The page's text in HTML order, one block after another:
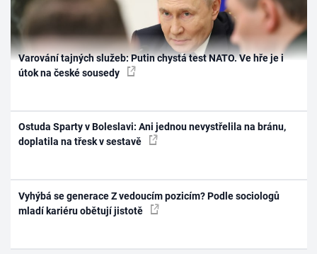
Varování tajných služeb: Putin chystá test NATO. Ve hře je i
útok na české sousedy
Ostuda Sparty v Boleslavi: Ani jednou nevystřelila na bránu,
doplatila na třesk v sestavě
Vyhýbá se generace Z vedoucím pozicím? Podle sociologů
mladí kariéru obětují jistotě